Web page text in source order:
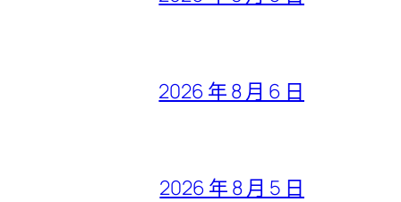
2026 年 8 月 6 日
2026 年 8 月 5 日